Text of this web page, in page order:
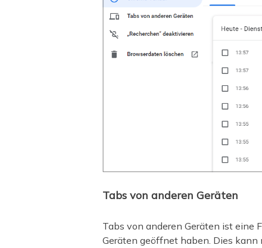
Tabs von anderen Geräten
Tabs von anderen Geräten ist eine
Geräten geöffnet haben. Dies kann